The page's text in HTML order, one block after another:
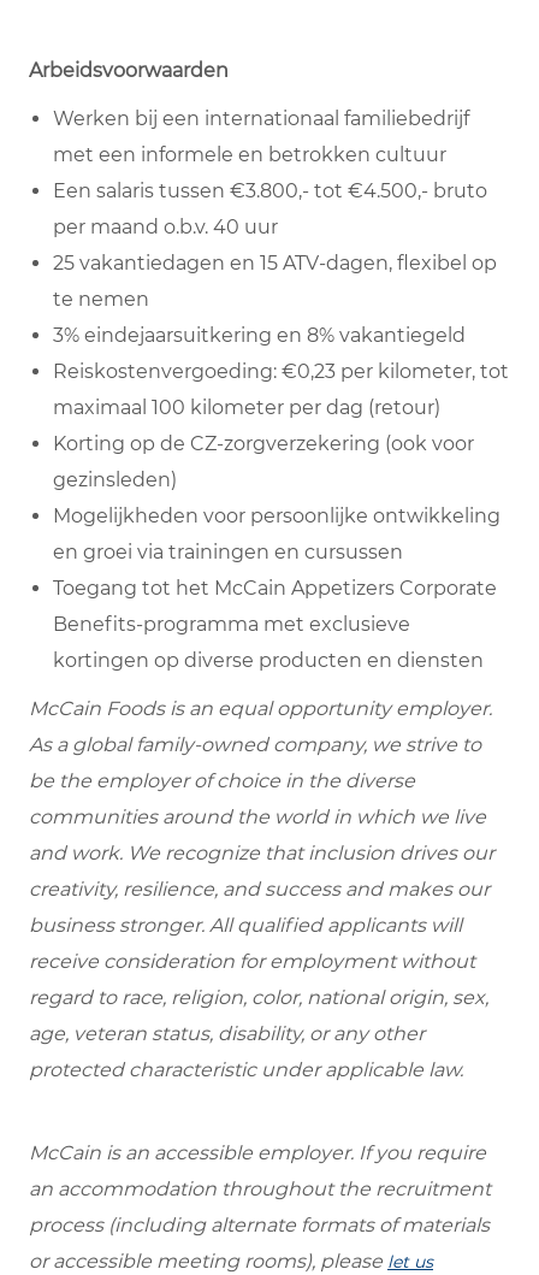
Arbeidsvoorwaarden
Werken bij een internationaal familiebedrijf
met een informele en betrokken cultuur
Een salaris tussen €3.800,- tot €4.500,- bruto
per maand o.b.v. 40 uur
25 vakantiedagen en 15 ATV-dagen, flexibel op
te nemen
3% eindejaarsuitkering en 8% vakantiegeld
Reiskostenvergoeding: €0,23 per kilometer, tot
maximaal 100 kilometer per dag (retour)
Korting op de CZ-zorgverzekering (ook voor
gezinsleden)
Mogelijkheden voor persoonlijke ontwikkeling
en groei via trainingen en cursussen
Toegang tot het McCain Appetizers Corporate
Benefits-programma met exclusieve
kortingen op diverse producten en diensten
McCain Foods is an equal opportunity employer.
As a global family-owned company, we strive to
be the employer of choice in the diverse
communities around the world in which we live
and work. We recognize that inclusion drives our
creativity, resilience, and success and makes our
business stronger. All qualified applicants will
receive consideration for employment without
regard to race, religion, color, national origin, sex,
age, veteran status, disability, or any other
protected characteristic under applicable law.
McCain is an accessible employer. If you require
an accommodation throughout the recruitment
process (including alternate formats of materials
or accessible meeting rooms), please let us